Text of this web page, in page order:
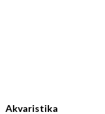
Akvaristika